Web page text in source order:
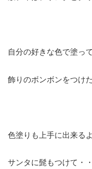
自分の好きな色で塗っ
飾りのボンボンをつけ
色塗りも上手に出来る
サンタに髭もつけて・